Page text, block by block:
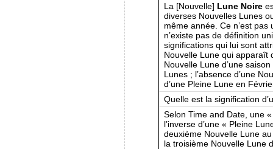
La [Nouvelle] Lune Noire
diverses Nouvelles Lunes
même année. Ce n’est
n’existe pas de définition
significations qui lui sont
Nouvelle Lune qui apparaît
Nouvelle Lune d’une
Lunes ; l’absence d’une
d’une Pleine Lune en
Quelle est la signification
Selon Time and Date, une
l’inverse d’une « Pleine
deuxième Nouvelle Lune
la troisième Nouvelle Lune